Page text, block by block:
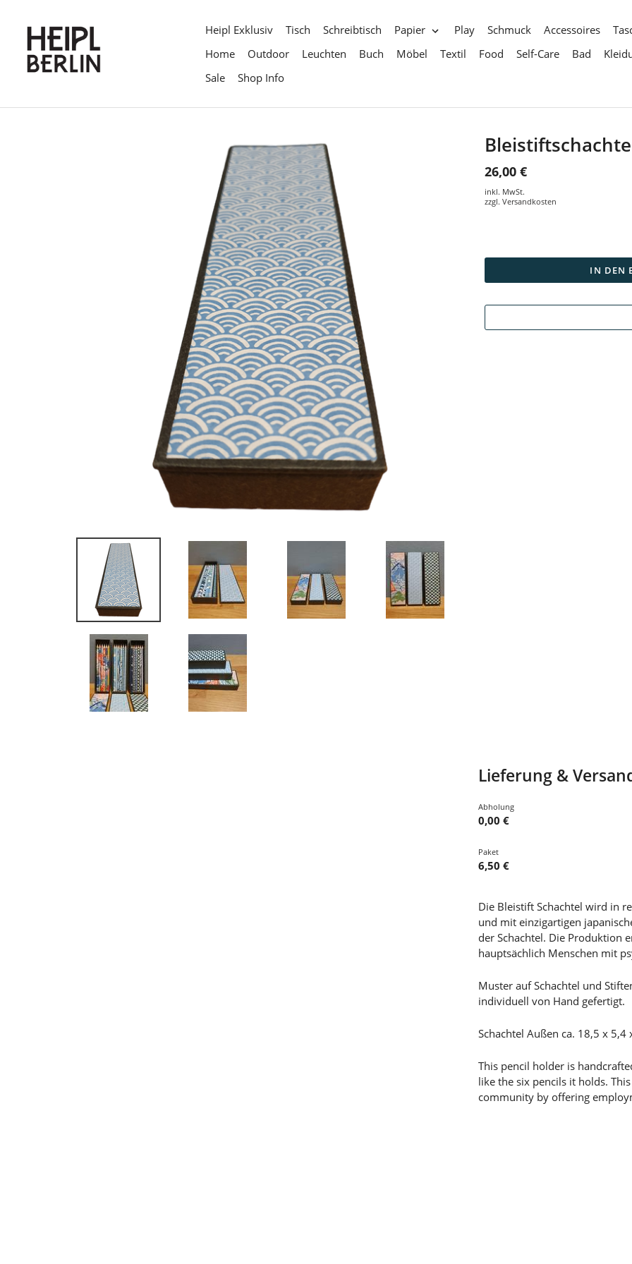
Heipl Exklusiv Tisch Schreibtisch Papier Play Schmuck Accessoires
Home
Outdoor Leuchten Buch Möbel Textil Food Self-Care Bad
Sale
Shop Info
26,00 €
inkl. MwSt.
zzgl. Versandkosten
IN DEN
Lieferung &
Abholung
0,00 €
Paket
6,50 €
Die Bleistift Schachtel wird in
und mit einzigartigen
der Schachtel. Die Produktion
hauptsächlich Menschen mit
Muster auf Schachtel und
individuell von Hand gefertigt.
Schachtel Außen ca. 18,5 x
This pencil holder is
like the six pencils it holds.
community by offering